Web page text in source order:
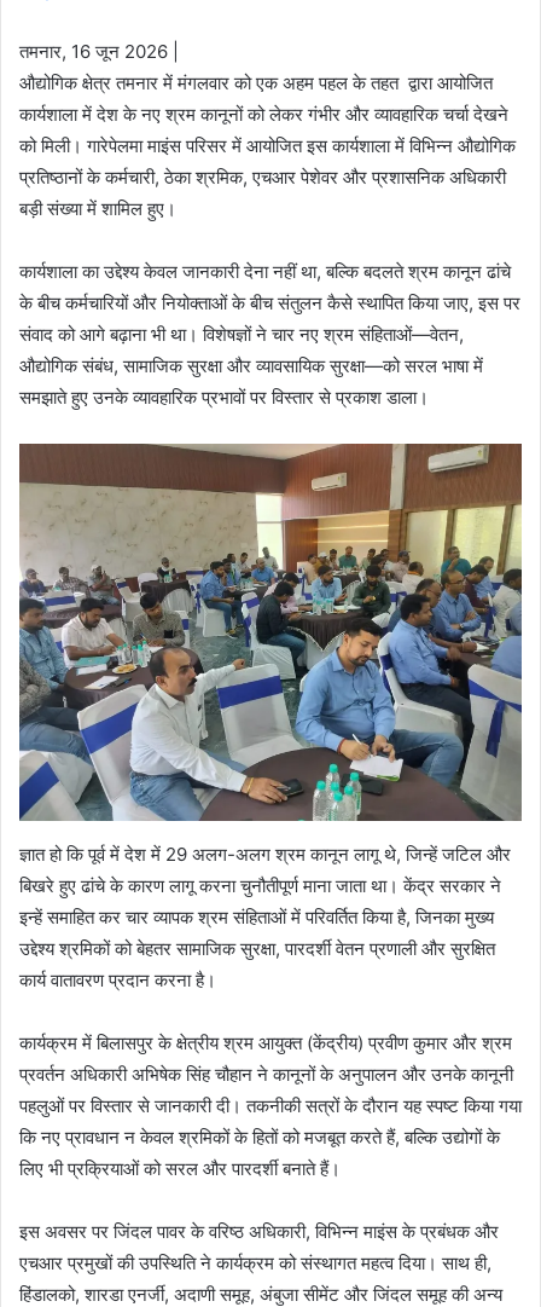
तमनार, 16 जून 2026 |
औद्योगिक क्षेत्र तमनार में मंगलवार को एक अहम पहल के तहत द्वारा आयोजित
कार्यशाला में देश के नए श्रम कानूनों को लेकर गंभीर और व्यावहारिक चर्चा देखने
को मिली। गारेपेलमा माइंस परिसर में आयोजित इस कार्यशाला में विभिन्न औद्योगिक
प्रतिष्ठानों के कर्मचारी, ठेका श्रमिक, एचआर पेशेवर और प्रशासनिक अधिकारी
बड़ी संख्या में शामिल हुए।
कार्यशाला का उद्देश्य केवल जानकारी देना नहीं था, बल्कि बदलते श्रम कानून ढांचे
के बीच कर्मचारियों और नियोक्ताओं के बीच संतुलन कैसे स्थापित किया जाए, इस पर
संवाद को आगे बढ़ाना भी था। विशेषज्ञों ने चार नए श्रम संहिताओं—वेतन,
औद्योगिक संबंध, सामाजिक सुरक्षा और व्यावसायिक सुरक्षा—को सरल भाषा में
समझाते हुए उनके व्यावहारिक प्रभावों पर विस्तार से प्रकाश डाला।
ज्ञात हो कि पूर्व में देश में 29 अलग-अलग श्रम कानून लागू थे, जिन्हें जटिल और
बिखरे हुए ढांचे के कारण लागू करना चुनौतीपूर्ण माना जाता था। केंद्र सरकार ने
इन्हें समाहित कर चार व्यापक श्रम संहिताओं में परिवर्तित किया है, जिनका मुख्य
उद्देश्य श्रमिकों को बेहतर सामाजिक सुरक्षा, पारदर्शी वेतन प्रणाली और सुरक्षित
कार्य वातावरण प्रदान करना है।
कार्यक्रम में बिलासपुर के क्षेत्रीय श्रम आयुक्त (केंद्रीय) प्रवीण कुमार और श्रम
प्रवर्तन अधिकारी अभिषेक सिंह चौहान ने कानूनों के अनुपालन और उनके कानूनी
पहलुओं पर विस्तार से जानकारी दी। तकनीकी सत्रों के दौरान यह स्पष्ट किया गया
कि नए प्रावधान न केवल श्रमिकों के हितों को मजबूत करते हैं, बल्कि उद्योगों के
लिए भी प्रक्रियाओं को सरल और पारदर्शी बनाते हैं।
इस अवसर पर जिंदल पावर के वरिष्ठ अधिकारी, विभिन्न माइंस के प्रबंधक और
एचआर प्रमुखों की उपस्थिति ने कार्यक्रम को संस्थागत महत्व दिया। साथ ही,
हिंडालको, शारडा एनर्जी, अदाणी समूह, अंबुजा सीमेंट और जिंदल समूह की अन्य